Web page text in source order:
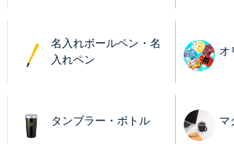
名入れボールペン・名
入れペン
オ
タンブラー・ボトル マ